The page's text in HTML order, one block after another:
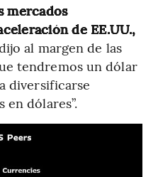
mercados
de EE.UU.,
al margen de las
tendremos un dólar
diversificarse
en dólares”.